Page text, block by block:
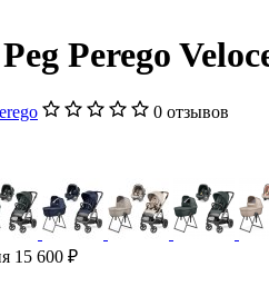
Perego
0 отзывов
15 600 ₽